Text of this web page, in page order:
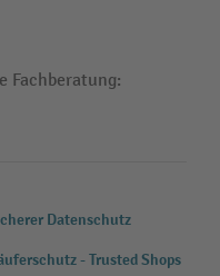
Fachberatung:
Datenschutz
- Trusted Shops